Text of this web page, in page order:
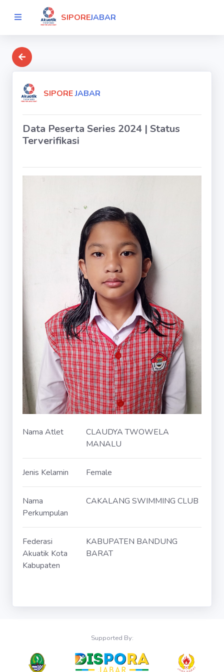
SIPOREJABAR
SIPOREJABAR
Data Peserta Series 2024 | Status
Terverifikasi
Nama Atlet
CLAUDYA TWOWELA
MANALU
Jenis Kelamin Female
Nama
Perkumpulan
CAKALANG SWIMMING CLUB
Federasi
Akuatik Kota
Kabupaten
KABUPATEN BANDUNG
BARAT
Supported By: